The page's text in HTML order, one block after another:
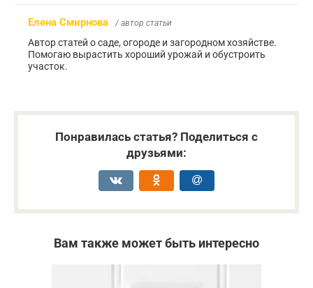
Елена Смирнова / автор статьи
Автор статей о саде, огороде и загородном хозяйстве.
Помогаю вырастить хороший урожай и обустроить
участок.
Понравилась статья? Поделиться с
друзьями:
Вам также может быть интересно